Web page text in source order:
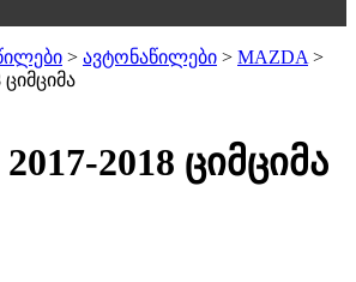
> ავტონაწილები > MAZDA >
ციმციმა
2018 ციმციმა